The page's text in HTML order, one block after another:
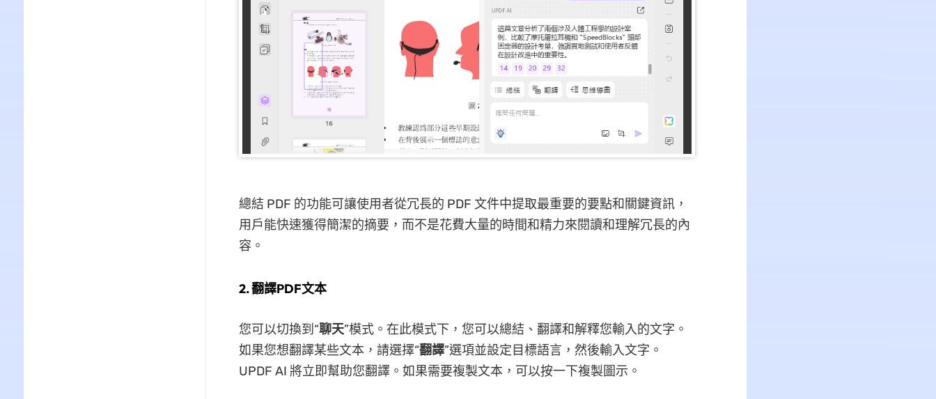
總結 PDF 的功能可讓使用者從冗長的 PDF 文件中提取最重要的要點和關鍵資訊，
用戶能快速獲得簡潔的摘要，而不是花費大量的時間和精力來閱讀和理解冗長的內
容。
2. 翻譯PDF文本
您可以切換到“聊天”模式。在此模式下，您可以總結、翻譯和解釋您輸入的文字。
如果您想翻譯某些文本，請選擇“翻譯”選項並設定目標語言，然後輸入文字。
UPDF AI 將立即幫助您翻譯。如果需要複製文本，可以按一下複製圖示。